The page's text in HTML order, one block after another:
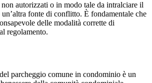
autorizzati o in modo tale da intralciare il
fonte di conflitto. È fondamentale che
delle modalità corrette di
regolamento.
parcheggio comune in condominio è un